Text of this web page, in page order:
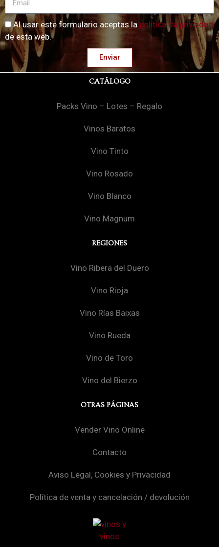
Al usar este formulario aceptas la política de privcidad
de esta web.
Enviar
CATÁLOGO
Packs Vino – Lotes – Regalo
Vinos Baratos
Vino Tinto
Vino Rosado
Vino Blanco
Vino Magnum
REGIONES
Vino Ribera del Duero
Vino Rioja
Vino Rías Baixas
Vino Rueda
Vino de Toro
Vino del Bierzo
OTRAS PÁGINAS
Vender Vino Online
Contacto
Aviso Legal, Cookies y Privacidad
Política de venta y cancelación / devolución